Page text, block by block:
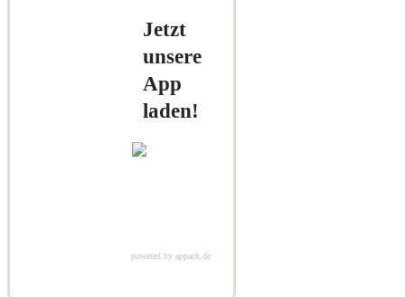
Jetzt
unsere
App
laden!
powered by appack.de